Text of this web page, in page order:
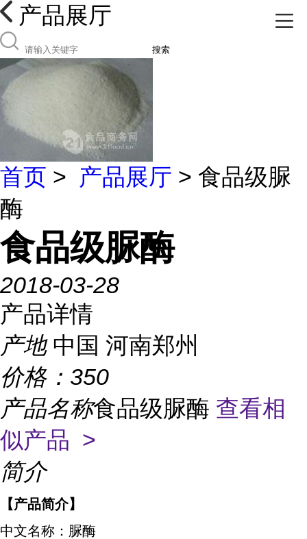
产品展厅
搜索
首页 > 产品展厅 > 食品级脲
酶
食品级脲酶
2018-03-28
产品详情
产地 中国 河南郑州
价格： 350
产品名称食品级脲酶 查看相
似产品 >
简介
【产品简介】
中文名称：脲酶